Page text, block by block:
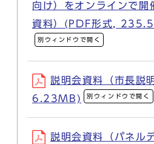
向け）をオンラインで開
資料）(PDF形式,
別ウィンドウで開く
説明会資料（市長説
6.23MB)
別ウィンドウで開く
説明会資料（パネル